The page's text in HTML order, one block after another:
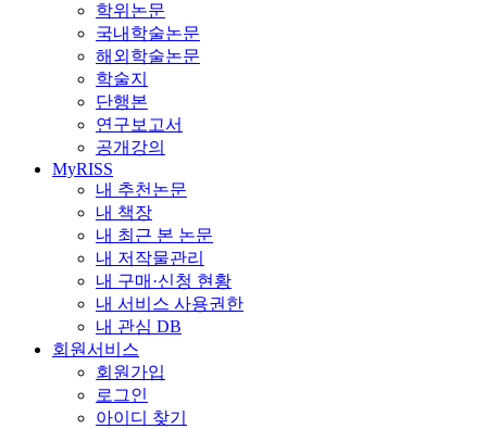
학위논문
국내학술논문
해외학술논문
학술지
단행본
연구보고서
공개강의
MyRISS
내 추천논문
내 책장
내 최근 본 논문
내 저작물관리
내 구매·신청 현황
내 서비스 사용권한
내 관심 DB
회원서비스
회원가입
로그인
아이디 찾기